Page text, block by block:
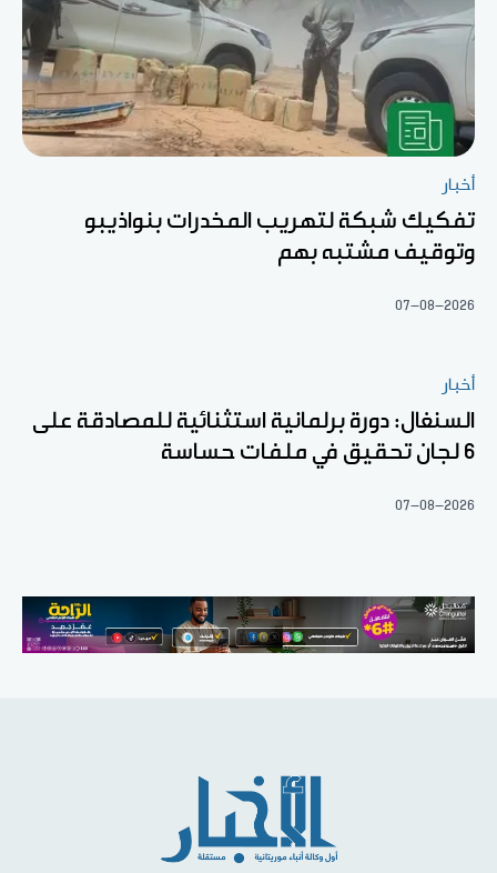
أخبار
تفكيك شبكة لتهريب المخدرات بنواذيبو
وتوقيف مشتبه بهم
07-08-2026
أخبار
السنغال: دورة برلمانية استثنائية للمصادقة على
6 لجان تحقيق في ملفات حساسة
07-08-2026